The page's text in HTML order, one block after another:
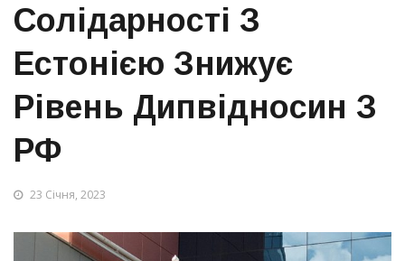
Солідарності З
Естонією Знижує
Рівень Дипвідносин З
РФ
23 Січня, 2023